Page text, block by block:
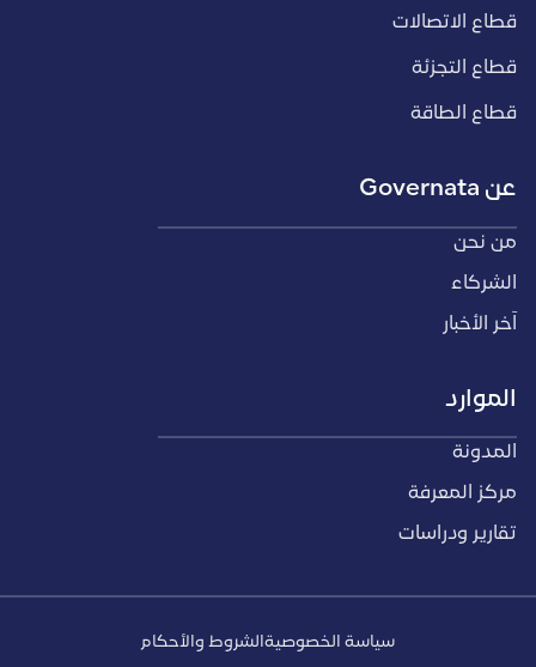
قطاع الاتصالات
قطاع التجزئة
قطاع الطاقة
عن Governata
من نحن
الشركاء
آخر الأخبار
الموارد
المدونة
مركز المعرفة
تقارير ودراسات
سياسة الخصوصيةالشروط والأحكام